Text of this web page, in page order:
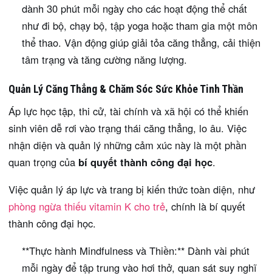
dành 30 phút mỗi ngày cho các hoạt động thể chất
như đi bộ, chạy bộ, tập yoga hoặc tham gia một môn
thể thao. Vận động giúp giải tỏa căng thẳng, cải thiện
tâm trạng và tăng cường năng lượng.
Quản Lý Căng Thẳng & Chăm Sóc Sức Khỏe Tinh Thần
Áp lực học tập, thi cử, tài chính và xã hội có thể khiến
sinh viên dễ rơi vào trạng thái căng thẳng, lo âu. Việc
nhận diện và quản lý những cảm xúc này là một phần
quan trọng của bí quyết thành công đại học.
Việc quản lý áp lực và trang bị kiến thức toàn diện, như
phòng ngừa thiếu vitamin K cho trẻ, chính là bí quyết
thành công đại học.
**Thực hành Mindfulness và Thiền:** Dành vài phút
mỗi ngày để tập trung vào hơi thở, quan sát suy nghĩ